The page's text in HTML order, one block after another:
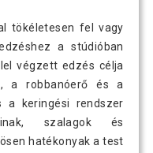
kg 13 590 Ft
kg
tökéletesen fel vagy
a stúdióban
végzett edzés célja
a robbanóerő és a
a keringési rendszer
szalagok és
hatékonyak a test